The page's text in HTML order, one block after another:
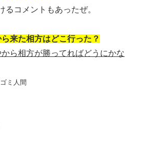
るコメントもあったぜ。
来た相方はどこ行った？
から相方が勝ってればどうにかな
ミ人間